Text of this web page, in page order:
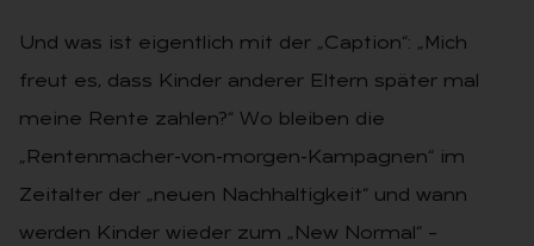
Und was ist eigentlich mit der „Caption“: „Mich
freut es, dass Kinder anderer Eltern später mal
meine Rente zahlen?“ Wo bleiben die
„Rentenmacher-von-morgen-Kampagnen“ im
Zeitalter der „neuen Nachhaltigkeit“ und wann
werden Kinder wieder zum „New Normal“ –